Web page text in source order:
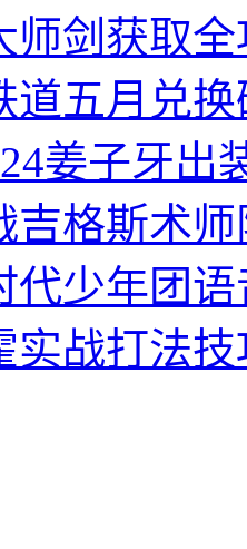
师剑获取
道五月兑
姜子牙出
吉格斯术
代少年团
实战打法